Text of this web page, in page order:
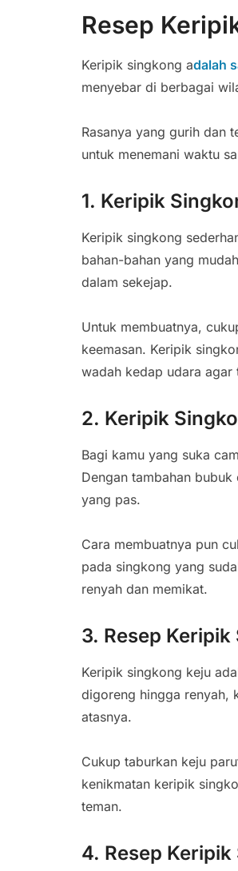
Resep
Keripik singkong adalah
menyebar di berbagai
Rasanya yang gurih dan
untuk menemani waktu
1. Keripik
Keripik singkong
bahan-bahan yang
dalam sekejap.
Untuk membuatnya,
keemasan. Keripik
wadah kedap udara agar
2. Keripik
Bagi kamu yang suka
Dengan tambahan
yang pas.
Cara membuatnya pun
pada singkong yang
renyah dan memikat.
3. Resep
Keripik singkong keju
digoreng hingga renyah,
atasnya.
Cukup taburkan keju
kenikmatan keripik
teman.
4. Resep